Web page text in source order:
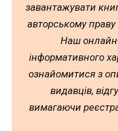
завантажувати
авторському праву
Наш
інформативного
ознайомитися з
видавців,
вимагаючи